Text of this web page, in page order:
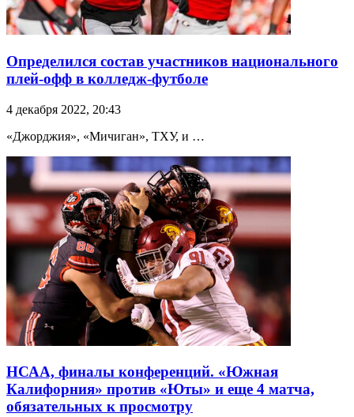
Определился состав участников национального
плей-офф в колледж-футболе
4 декабря 2022, 20:43
«Джорджия», «Мичиган», ТХУ, и …
НСАА, финалы конференций. «Южная
Калифорния» против «Юты» и еще 4 матча,
обязательных к просмотру